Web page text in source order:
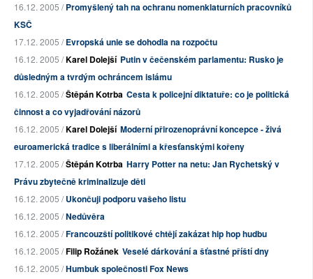
16.12. 2005 /Promyšlený tah na ochranu nomenklaturních pracovníků
KSČ
17.12. 2005 /Evropská unie se dohodla na rozpočtu
16.12. 2005 /Karel Dolejší Putin v čečenském parlamentu: Rusko je
důsledným a tvrdým ochráncem islámu
16.12. 2005 /Štěpán Kotrba Cesta k policejní diktatuře: co je politická
činnost a co vyjadřování názorů
16.12. 2005 /Karel Dolejší Moderní přirozenoprávní koncepce - živá
euroamerická tradice s liberálními a křesťanskými kořeny
17.12. 2005 /Štěpán Kotrba Harry Potter na netu: Jan Rychetský v
Právu zbytečně kriminalizuje děti
16.12. 2005 /Ukončuji podporu vašeho listu
16.12. 2005 /Nedůvěra
16.12. 2005 /Francouzští politikové chtějí zakázat hip hop hudbu
16.12. 2005 /Filip Rožánek Veselé dárkování a šťastné příští dny
16.12. 2005 /Humbuk společnosti Fox News